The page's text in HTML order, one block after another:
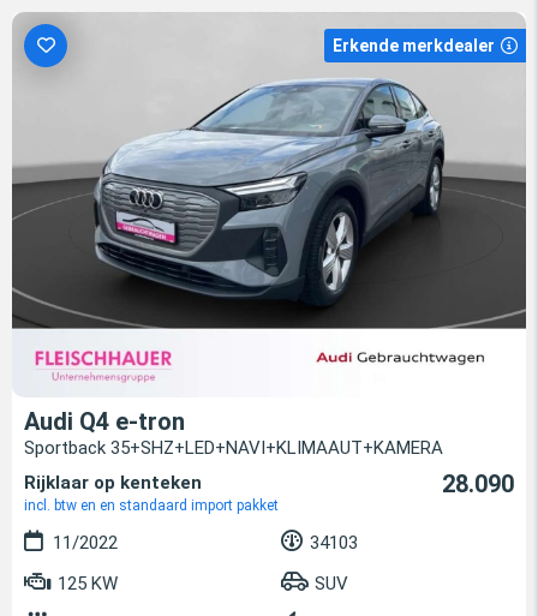
Erkende merkdealer
Audi Q4 e-tron
Sportback 35+SHZ+LED+NAVI+KLIMAAUT+KAMERA
Rijklaar op kenteken
incl. btw en en standaard import pakket
28.090
11/2022
34103
125 KW
SUV